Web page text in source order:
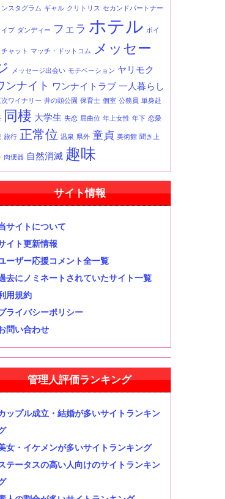
ンスタグラム ギャル クリトリス セカンドパートナー
イプ ダンディー フェラ ホテル ボイ
チャット マッチ・ドットコム
メッセー
メッセージ出会い モチベーション ヤリモク
ンナイト ワンナイトラブ 一人暮らし
次ワイナリー 井の頭公園 保育士 個室 公務員 単身赴
同棲 大学生 失恋 屈曲位 年上女性 年下 恋愛
旅行 正常位 温泉 県外 童貞 美術館 聞き上
肉便器 自然消滅 趣味
サイト情報
サイトについて
イト更新情報
ーザー応援コメント全一覧
去にノミネートされていたサイト一覧
用規約
ライバシーポリシー
問い合わせ
管理人評価ランキング
ップル成立・結婚が多いサイトランキン
女・イケメンが多いサイトランキング
テータスの高い人向けのサイトランキン